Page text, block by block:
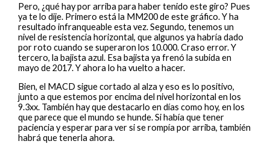
Pero, ¿qué hay por arriba para haber tenido este giro? Pues
ya te lo dije. Primero está la MM200 de este gráfico. Y ha
resultado infranqueable esta vez. Segundo, tenemos un
nivel de resistencia horizontal, que algunos ya habría dado
por roto cuando se superaron los 10.000. Craso error. Y
tercero, la bajista azul. Esa bajista ya frenó la subida en
mayo de 2017. Y ahora lo ha vuelto a hacer.
Bien, el MACD sigue cortado al alza y eso es lo positivo,
junto a que estemos por encima del nivel horizontal en los
9.3xx. También hay que destacarlo en días como hoy, en los
que parece que el mundo se hunde. Si había que tener
paciencia y esperar para ver si se rompía por arriba, también
habrá que tenerla ahora.